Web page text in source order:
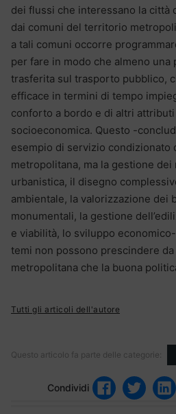
dei flussi che interessano la città
dai comuni del territorio
a tali comuni occorre
per fare in modo che almeno una
trasferita sul trasporto pubblico,
efficace in termini di tempo
conforto a bordo e di altri
socioeconomica. Questo -
esempio di servizio condizionato
metropolitana, ma la gestione
urbanistica, il disegno
ambientale, la valorizzazione dei
monumentali, la gestione
e viabilità, lo sviluppo
temi non possono prescindere
metropolitana che la buona
Tutti gli articoli dell'autore
Questo articolo fa parte delle categorie:
Condividi